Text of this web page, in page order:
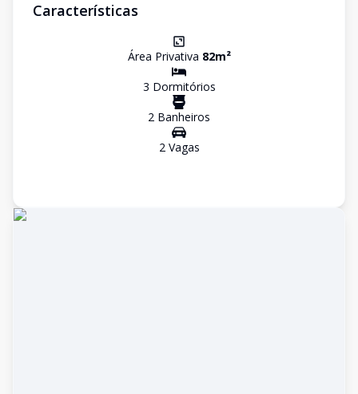
Características
Área Privativa 82m²
3 Dormitórios
2 Banheiros
2Vagas